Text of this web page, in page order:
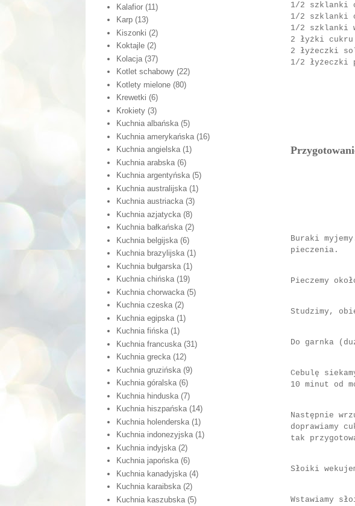
1/2 szklanki
1/2 szklanki
1/2 szklanki
2 łyżki cukru
2 łyżeczki
1/2 łyżeczki
Buraki
pieczenia.
Pieczemy
Studzimy,
Do garnka
Cebulę
10 minut od
Następnie
doprawiamy
tak
Słoiki
Wstawiamy
Kalafior (11)
Karp (13)
Kiszonki (2)
Koktajle (2)
Kolacja (37)
Kotlet schabowy (22)
Kotlety mielone (80)
Krewetki (6)
Krokiety (3)
Kuchnia albańska (5)
Kuchnia amerykańska (16)
Kuchnia angielska (1)
Kuchnia arabska (6)
Kuchnia argentyńska (5)
Kuchnia australijska (1)
Kuchnia austriacka (3)
Kuchnia azjatycka (8)
Kuchnia bałkańska (2)
Kuchnia belgijska (6)
Kuchnia brazylijska (1)
Kuchnia bułgarska (1)
Kuchnia chińska (19)
Kuchnia chorwacka (5)
Kuchnia czeska (2)
Kuchnia egipska (1)
Kuchnia fińska (1)
Kuchnia francuska (31)
Kuchnia grecka (12)
Kuchnia gruzińska (9)
Kuchnia góralska (6)
Kuchnia hinduska (7)
Kuchnia hiszpańska (14)
Kuchnia holenderska (1)
Kuchnia indonezyjska (1)
Kuchnia indyjska (2)
Kuchnia japońska (6)
Kuchnia kanadyjska (4)
Kuchnia karaibska (2)
Kuchnia kaszubska (5)